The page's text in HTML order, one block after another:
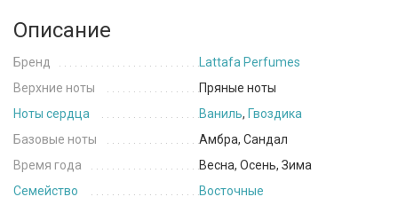
Описание
Бренд
Lattafa Perfumes
Верхние ноты
Пряные ноты
Ноты сердца
Ваниль, Гвоздика
Базовые ноты
Амбра, Сандал
Время года
Весна, Осень, Зима
Семейство
Восточные